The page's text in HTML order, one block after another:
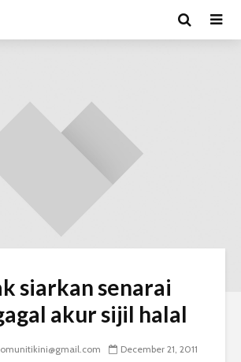
siarkan senarai
akur sijil halal
December 21, 2011